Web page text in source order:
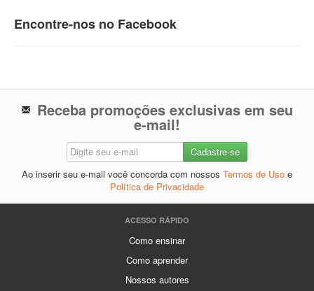
Encontre-nos no Facebook
Receba promoções exclusivas em seu
e-mail!
Ao inserir seu e-mail você concorda com nossos Termos de Uso e
Política de Privacidade
ACESSO RÁPIDO
Como ensinar
Como aprender
Nossos autores